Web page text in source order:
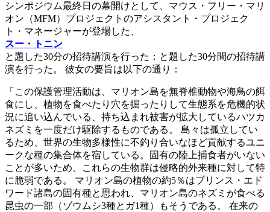
シンポジウム最終日の幕開けとして、マウス・フリー・マリ
オン（MFM）プロジェクトのアシスタント・プロジェク
ト・マネージャーが登場した、
スー・トニン
と題した30分の招待講演を行った：と題した30分間の招待講
演を行った。 彼女の要旨は以下の通り：
「この保護管理活動は、マリオン島を無脊椎動物や海鳥の餌
食にし、植物を食べたり穴を掘ったりして生態系を危機的状
況に追い込んでいる、持ち込まれ被害が拡大しているハツカ
ネズミを一度だけ駆除するものである。 島々は孤立してい
るため、世界の生物多様性に不釣り合いなほど貢献するユニ
ークな種の集合体を宿している。固有の陸上捕食者がいない
ことが多いため、これらの生物群は侵略的外来種に対して特
に脆弱である。 マリオン島の植物の約5％はプリンス・エド
ワード諸島の固有種と思われ、マリオン島のネズミが食べる
昆虫の一部（ゾウムシ3種とガ1種）もそうである。 在来の